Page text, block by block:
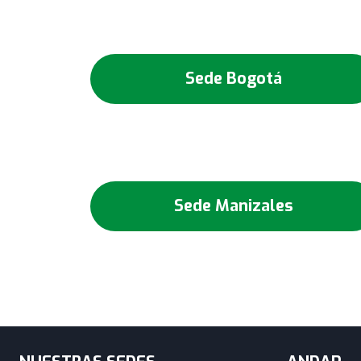
Sede Bogotá
Sede Manizales